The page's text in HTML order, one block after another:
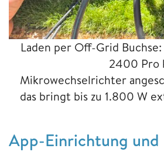
Laden per Off-Grid
2400 Pro
Mikrowechselrichter
das bringt bis zu 1.800 W
App-Einrichtung und